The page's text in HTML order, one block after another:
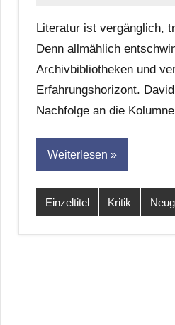
Leitner
Literatur ist vergänglich,
Denn allmählich
Archivbibliotheken und
Erfahrungshorizont.
Nachfolge an die
Weiterlesen
Einzeltitel Kritik